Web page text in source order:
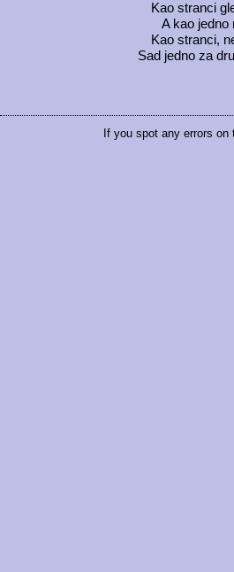
Kao stranci
A kao jedno
Kao stranci,
Sad jedno za
If you spot any errors